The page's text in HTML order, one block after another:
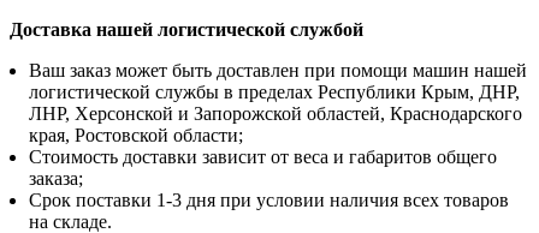
Доставка нашей логистической службой
Ваш заказ может быть доставлен при помощи машин нашей
логистической службы в пределах Республики Крым, ДНР,
ЛНР, Херсонской и Запорожской областей, Краснодарского
края, Ростовской области;
Стоимость доставки зависит от веса и габаритов общего
заказа;
Срок поставки 1-3 дня при условии наличия всех товаров
на складе.